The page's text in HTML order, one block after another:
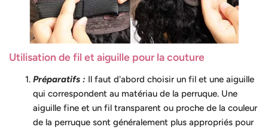
Utilisation de fil et aiguille pour la couture
Préparatifs : Il faut d'abord choisir un fil et une aiguille
qui correspondent au matériau de la perruque. Une
aiguille fine et un fil transparent ou proche de la couleur
de la perruque sont généralement plus appropriés pour